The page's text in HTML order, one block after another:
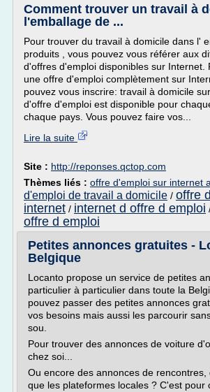
Comment trouver un travail à
l'emballage de ...
Pour trouver du travail à domicile dans l'
produits , vous pouvez vous référer aux
d'offres d'emploi disponibles sur Internet.
une offre d'emploi complètement sur
pouvez vous inscrire: travail à domicile
d'offre d'emploi est disponible pour
chaque pays. Vous pouvez faire vos...
Lire la suite
Site : http://reponses.qctop.com
Thèmes liés : offre d'emploi sur internet
d'emploi de travail a domicile / offre
internet / internet d offre d emploi
offre d emploi
Petites annonces gratuites -
Belgique
Locanto propose un service de petites
particulier à particulier dans toute la
pouvez passer des petites annonces
vos besoins mais aussi les parcourir
sou.
Pour trouver des annonces de voiture
chez soi...
Ou encore des annonces de rencontres,
que les plateformes locales ? C'est pour